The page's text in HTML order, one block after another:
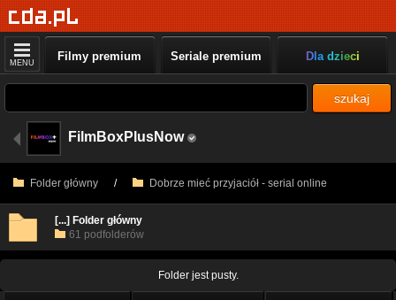
MENU Filmy premium Seriale premium Dla dzieci
szukaj
FilmBoxPlusNow
Folder główny / Dobrze mieć przyjaciół - serial online
[...] Folder główny
61 podfolderów
Folder jest pusty.